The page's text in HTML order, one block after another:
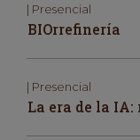
| Presencial
BIOrrefinería
| Presencial
La era de la